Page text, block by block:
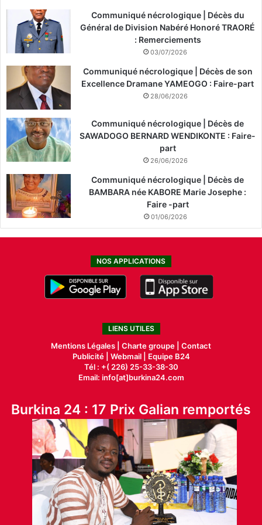
Communiqué nécrologique | Décès du
Général de Division Nabéré Honoré TRAORÉ
: Remerciements
03/07/2026
Communiqué nécrologique | Décès de son
Excellence Dramane YAMEOGO : Faire-part
28/06/2026
Communiqué nécrologique | Décès de
SAWADOGO BERNARD WENDIKONTE : Faire-
part
26/06/2026
Communiqué nécrologique | Décès de
BAMBARA née KABORE Marie Josephe :
Faire -part
01/06/2026
NOS APPLICATIONS
LIENS UTILES
Mentions Légales | Charte groupe | Contact
Publicité| Webmail |
Equipe B24
Tél : +( 226) 25-33-38-30
Email: info[at]burkina24.com
Burkina 24 : 17 Prix Galian remportés